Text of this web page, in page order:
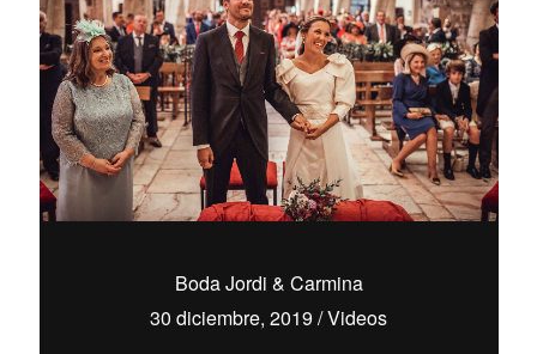
Boda Jordi & Carmina
30 diciembre, 2019 /Videos